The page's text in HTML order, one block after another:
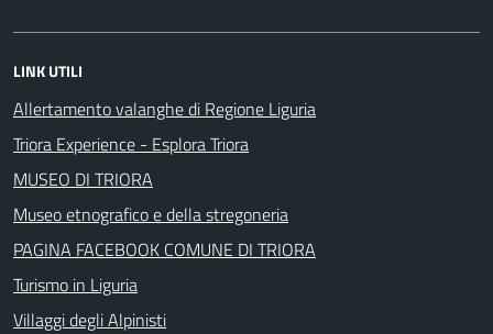
LINK UTILI
Allertamento valanghe di Regione Liguria
Triora Experience - Esplora Triora
MUSEO DI TRIORA
Museo etnografico e della stregoneria
PAGINA FACEBOOK COMUNE DI TRIORA
Turismo in Liguria
Villaggi degli Alpinisti